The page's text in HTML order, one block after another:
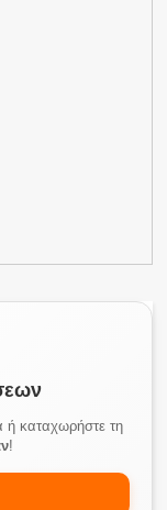
ή καταχωρήστε τη
!